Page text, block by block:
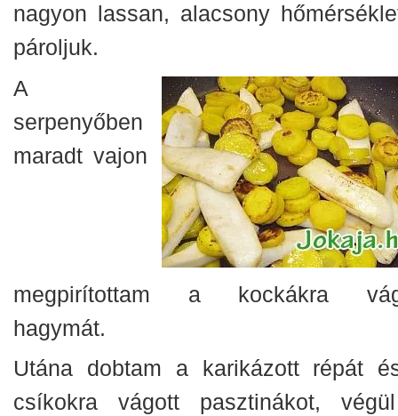
nagyon lassan, alacsony
pároljuk.
A
serpenyőben
maradt vajon
megpirítottam a kockákra
hagymát.
Utána dobtam a karikázott répát
csíkokra vágott pasztinákot,